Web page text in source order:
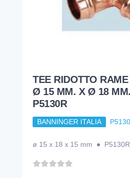
TEE RIDOTTO
Ø 15 MM. X Ø 18
P5130R
BANNINGER ITALIA
ø 15 x 18 x 15 mm ●